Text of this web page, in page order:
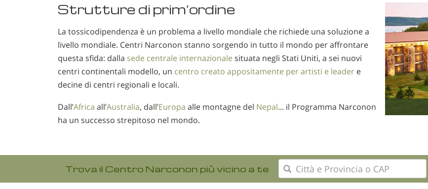
Strutture di prim’ordine
La tossicodipendenza è un problema a livello mondiale che richiede una soluzione a
livello mondiale. Centri Narconon stanno sorgendo in tutto il mondo per affrontare
questa sfida: dalla sede centrale internazionale situata negli Stati Uniti, a sei nuovi
centri continentali modello, un centro creato appositamente per artisti e leader e
decine di centri regionali e locali.
Dall’Africa all’Australia, dall’Europa alle montagne del Nepal... il Programma Narconon
ha un successo strepitoso nel mondo.
Trova il Centro Narconon più vicino a te